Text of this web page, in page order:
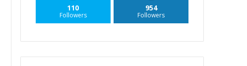
110
Followers
954
Followers